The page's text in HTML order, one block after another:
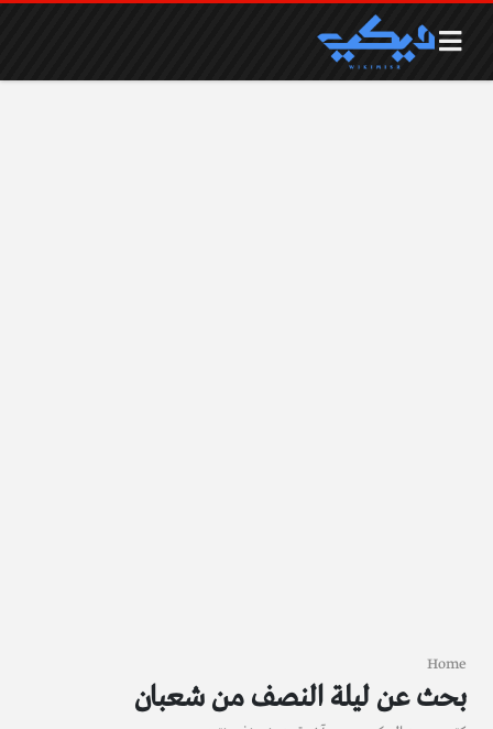
Home
بحث عن ليلة النصف من شعبان